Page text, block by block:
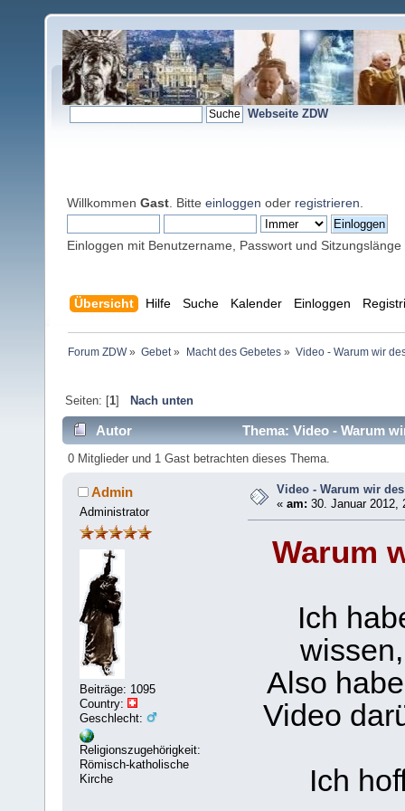
Webseite ZDW
Willkommen Gast . Bitte einloggen oder registrieren
Einloggen mit Benutzername, Passwort und Sitzungslänge
Übersicht Hilfe Suche Kalender Einloggen
Forum ZDW» Gebet» Macht des Gebetes» Video - Warum wir
Seiten: [1] Nach unten
Autor Thema: Video - Warum
0 Mitglieder und 1 Gast betrachten dieses Thema.
Admin
Administrator
Beiträge: 1095
Country:
Geschlecht:
Religionszugehörigkeit:
Römisch-katholische
Kirche
Video - Warum wir
«am: 30. Januar 2012,
Warum
Ich
Also
Video
Ich